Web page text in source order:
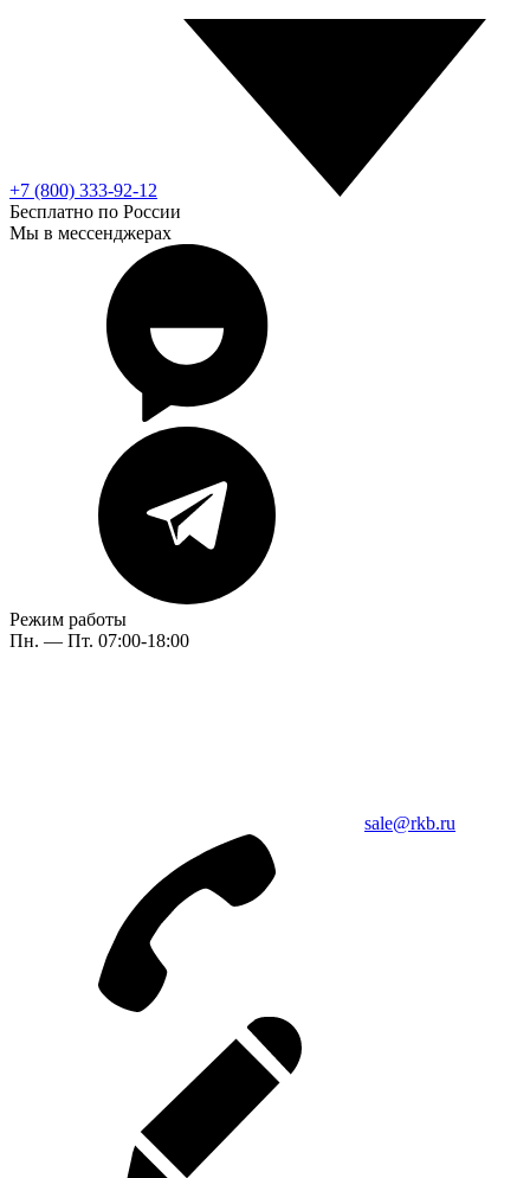
+7 (800) 333-92-12
Бесплатно по России
Мы в мессенджерах
Режим работы
Пн. — Пт. 07:00-18:00
sale@rkb.ru